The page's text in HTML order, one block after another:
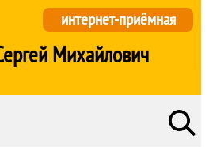
Михайлович
интернет-приёмная